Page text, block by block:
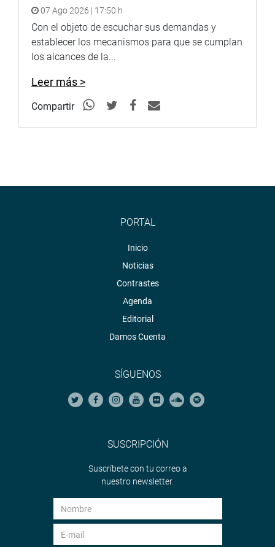
07 Ago 2026 | 17:50 h
Con el objeto de escuchar sus demandas y
establecer los mecanismos para que se cumplan
los alcances de la...
Leer más >
Compartir
PORTAL
Inicio
Noticias
Contrastes
Agenda
Editorial
Damos Cuenta
SÍGUENOS
SUSCRIPCIÓN
Suscríbete con tu correo a
nuestro newsletter.